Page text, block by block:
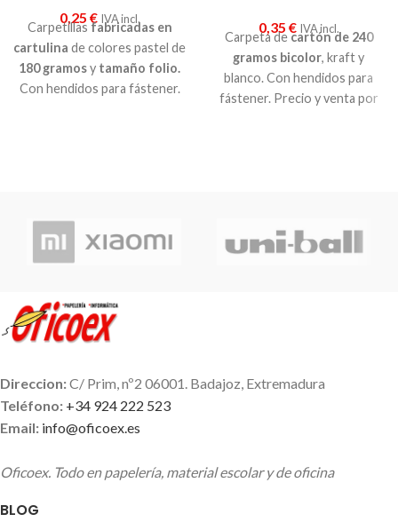
0,25 € IVA incl.
Carpetillas fabricadas en
cartulina de colores pastel de
180 gramosy tamaño folio.
Con hendidos para fástener.
0,35 € IVA incl.
Carpeta decartón de 240
gramos bicolor, kraft y
blanco. Con hendidos para
fástener. Precio y venta por
Direccion:C/ Prim, nº2 06001. Badajoz, Extremadura
Teléfono: +34 924 222 523
Email: info@oficoex.es
Oficoex. Todo en papelería, material escolar y de oficina
BLOG